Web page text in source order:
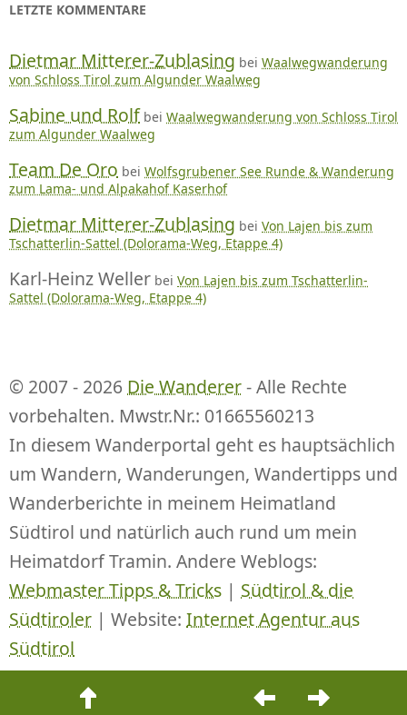
Beitrags-
LETZTE KOMMENTARE
Dietmar Mitterer-Zublasing bei Waalwegwanderung
von Schloss Tirol zum Algunder Waalweg
Sabine und Rolf bei Waalwegwanderung von Schloss Tirol
zum Algunder Waalweg
Team De Oro bei Wolfsgrubener See Runde & Wanderung
zum Lama- und Alpakahof Kaserhof
Dietmar Mitterer-Zublasing bei Von Lajen bis zum
Tschatterlin-Sattel (Dolorama-Weg, Etappe 4)
Karl-Heinz Weller bei Von Lajen bis zum Tschatterlin-
Sattel (Dolorama-Weg, Etappe 4)
© 2007 - 2026 Die Wanderer- Alle Rechte
vorbehalten. Mwstr.Nr.: 01665560213
In diesem Wanderportal geht es hauptsächlich
um Wandern, Wanderungen, Wandertipps und
Wanderberichte in meinem Heimatland
Südtirol und natürlich auch rund um mein
Heimatdorf Tramin. Andere Weblogs:
Webmaster Tipps & Tricks | Südtirol & die
Südtiroler | Website: Internet Agentur aus
Südtirol